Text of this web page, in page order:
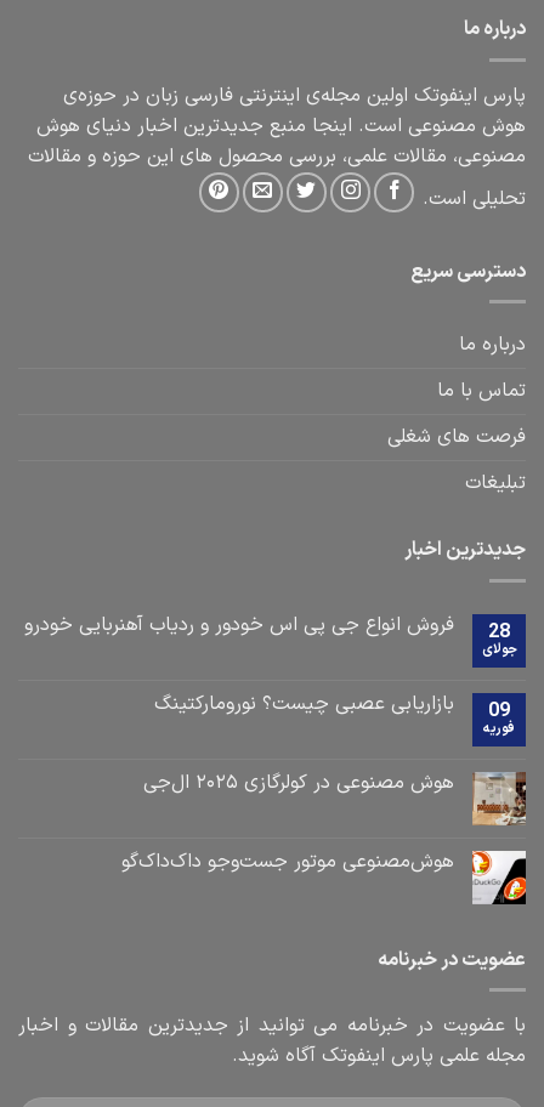
درباره ما
پارس اینفوتک اولین مجله‌ی اینترنتی فارسی زبان در حوزه‌ی
هوش مصنوعی است. اینجا منبع جدیدترین اخبار دنیای هوش
مصنوعی، مقالات علمی، بررسی محصول های این حوزه و مقالات
تحلیلی است.
دسترسی سریع
درباره ما
تماس با ما
فرصت های شغلی
تبلیغات
جدیدترین اخبار
28
جولای
فروش انواع جی پی اس خودور و ردیاب آهنربایی خودرو
09
فوریه
بازاریابی عصبی چیست؟ نورومارکتینگ
هوش مصنوعی در کولرگازی ۲۰۲۵ ال‌جی
هوش‌مصنوعی موتور جست‌و‌جو داک‌داک‌گو
عضویت در خبرنامه
با عضویت در خبرنامه می توانید از جدیدترین مقالات و اخبار
مجله علمی پارس اینفوتک آگاه شوید.